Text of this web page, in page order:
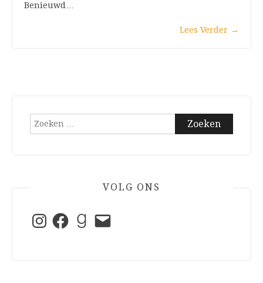
Benieuwd…
Lees Verder →
Zoeken
VOLG ONS
InstagramFacebookGoodreads
E-
mail